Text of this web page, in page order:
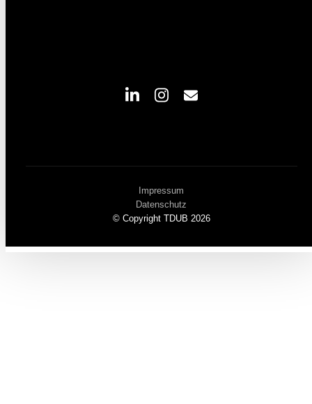
© Copyright TDUB 2026
Impressum
Datenschutz